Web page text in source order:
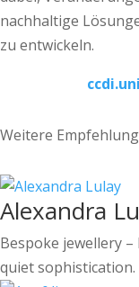
nachhaltige
zu entwickeln.
Weitere
Alexandra
Bespoke jewellery
quiet sophistication.